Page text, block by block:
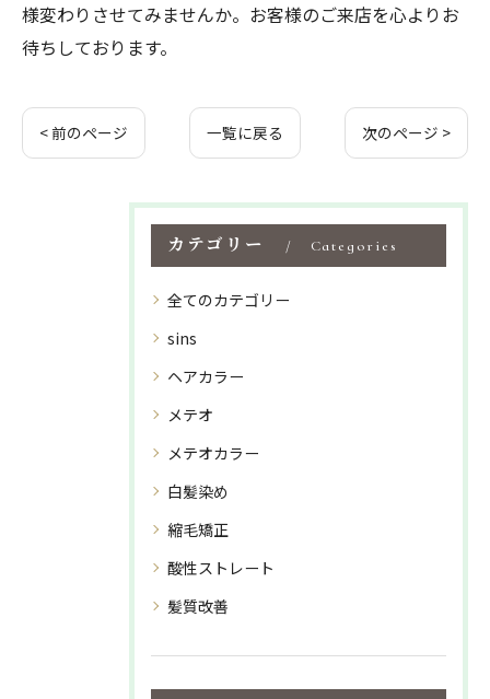
様変わりさせてみませんか。お客様のご来店を心よりお
待ちしております。
< 前のページ 一覧に戻る 次のページ >
カテゴリー Categories
全てのカテゴリー
sins
ヘアカラー
メテオ
メテオカラー
白髪染め
縮毛矯正
酸性ストレート
髪質改善